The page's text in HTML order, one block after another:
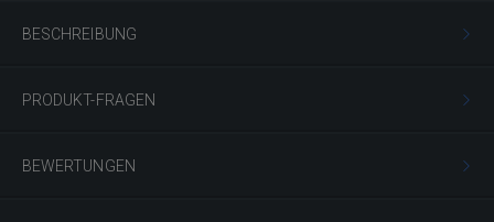
BESCHREIBUNG
PRODUKT-FRAGEN
BEWERTUNGEN